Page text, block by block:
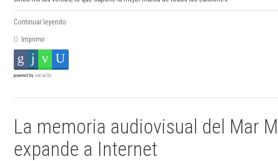
Continuar leyendo
Imprimir
powered by social2s
La memoria audiovisual del Mar
expande a Internet